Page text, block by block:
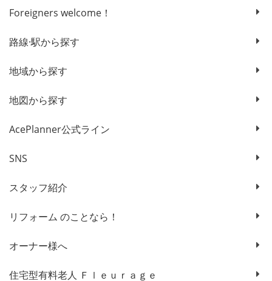
Foreigners welcome！
路線·駅から探す
地域から探す
地図から探す
AcePlanner公式ライン
SNS
スタッフ紹介
リフォーム のことなら！
オーナー様へ
住宅型有料老人 Ｆｌｅｕｒａｇｅ